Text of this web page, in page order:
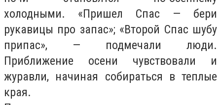
холодными. «Пришел Спас — бери
рукавицы про запас»; «Второй Спас шубу
припас», — подмечали люди.
Приближение осени чувствовали и
журавли, начиная собираться в теплые
края.